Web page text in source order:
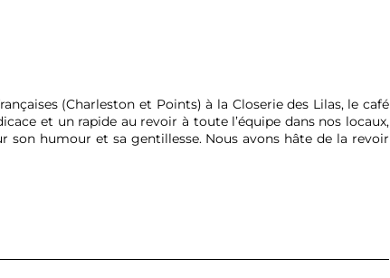
(Charleston et Points) à la Closerie des Lilas, le café
et un rapide au revoir à toute l’équipe dans nos locaux,
son humour et sa gentillesse. Nous avons hâte de la revoir